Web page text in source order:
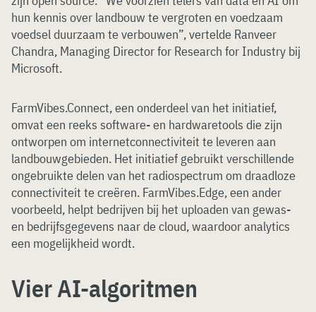
hun kennis over landbouw te vergroten en voedzaam
voedsel duurzaam te verbouwen”, vertelde Ranveer
Chandra, Managing Director for Research for Industry bij
Microsoft.
FarmVibes.Connect, een onderdeel van het initiatief,
omvat een reeks software- en hardwaretools die zijn
ontworpen om internetconnectiviteit te leveren aan
landbouwgebieden. Het initiatief gebruikt verschillende
ongebruikte delen van het radiospectrum om draadloze
connectiviteit te creëren. FarmVibes.Edge, een ander
voorbeeld, helpt bedrijven bij het uploaden van gewas-
en bedrijfsgegevens naar de cloud, waardoor analytics
een mogelijkheid wordt.
Vier AI-algoritmen